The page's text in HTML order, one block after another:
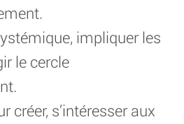
impliquer les
le cercle
créer, s’intéresser aux